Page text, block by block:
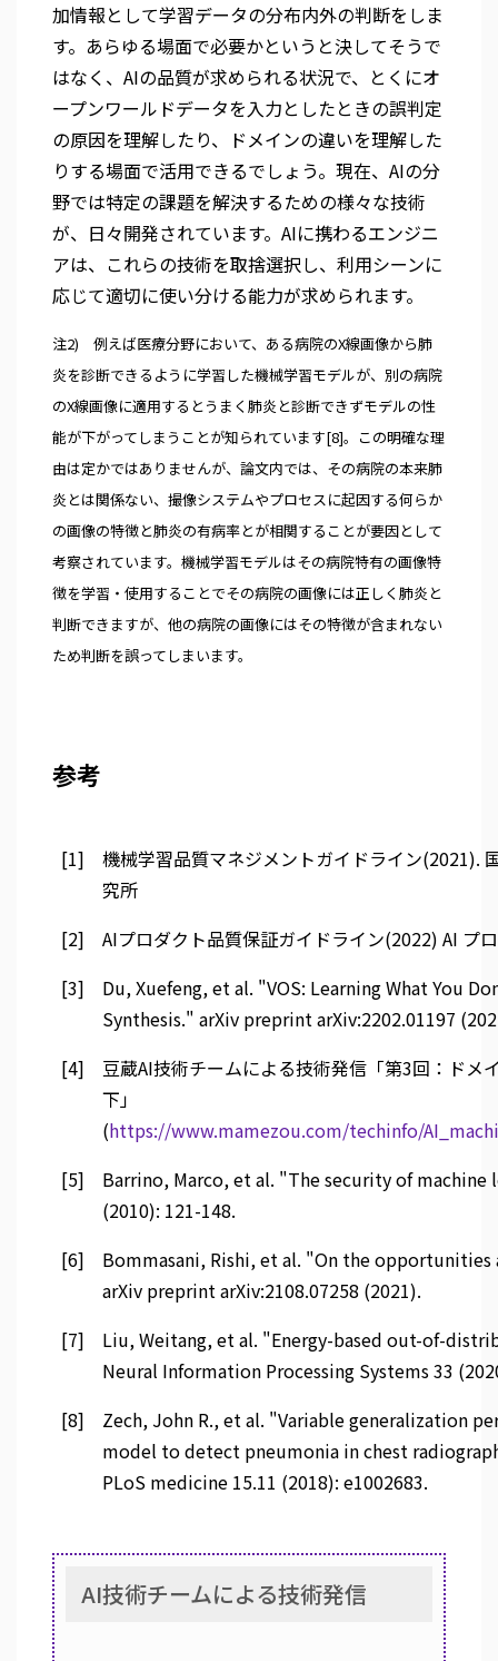
加情報として学習データの分布内外の判断をしま
す。あらゆる場面で必要かというと決してそうで
はなく、AIの品質が求められる状況で、とくにオ
ープンワールドデータを入力としたときの誤判定
の原因を理解したり、ドメインの違いを理解した
りする場面で活用できるでしょう。現在、AIの分
野では特定の課題を解決するための様々な技術
が、日々開発されています。AIに携わるエンジニ
アは、これらの技術を取捨選択し、利用シーンに
応じて適切に使い分ける能力が求められます。
注2) 例えば医療分野において、ある病院のX線画像から肺
炎を診断できるように学習した機械学習モデルが、別の病院
のX線画像に適用するとうまく肺炎と診断できずモデルの性
能が下がってしまうことが知られています[8]。この明確な理
由は定かではありませんが、論文内では、その病院の本来肺
炎とは関係ない、撮像システムやプロセスに起因する何らか
の画像の特徴と肺炎の有病率とが相関することが要因として
考察されています。機械学習モデルはその病院特有の画像特
徴を学習・使用することでその病院の画像には正しく肺炎と
判断できますが、他の病院の画像にはその特徴が含まれない
ため判断を誤ってしまいます。
参考
[1]
機械学習品質マネジメントガイドライン(2021).
究所
[2]
AIプロダクト品質保証ガイドライン(2022) AI プ
[3]
Du, Xuefeng, et al. "VOS: Learning What You
Synthesis." arXiv preprint arXiv:2202.01197
[4]
豆蔵AI技術チームによる技術発信「第3回：ドメ
下」
(https://www.mamezou.com/techinfo/
[5]
Barrino, Marco, et al. "The security of machine
(2010): 121-148.
[6]
Bommasani, Rishi, et al. "On the
arXiv preprint arXiv:2108.07258 (2021).
[7]
Liu, Weitang, et al. "Energy-based out-of-
Neural Information Processing Systems 33
[8]
Zech, John R., et al. "Variable generalization
model to detect pneumonia in chest
PLoS medicine 15.11 (2018): e1002683.
AI技術チームによる技術発信